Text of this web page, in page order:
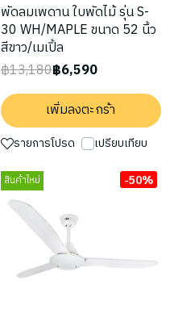
พัดลมเพดาน ใบพัดไม้ รุ่น S-
30 WH/MAPLE ขนาด 52 นิ้ว
สีขาว/เมเปิ้ล
฿13,180฿6,590
เพิ่มลงตะกร้า
รายการโปรด เปรียบเทียบ
สินค้าใหม่ -50%